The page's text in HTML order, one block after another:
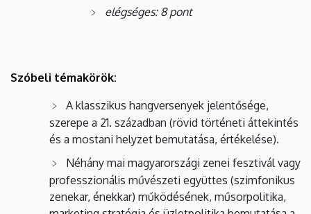
elégséges: 8 pont
Szóbeli témakörök:
A klasszikus hangversenyek jelentősége,
szerepe a 21. században (rövid történeti áttekintés
és a mostani helyzet bemutatása, értékelése).
Néhány mai magyarországi zenei fesztivál vagy
professzionális művészeti együttes (szimfonikus
zenekar, énekkar) működésének, műsorpolitika,